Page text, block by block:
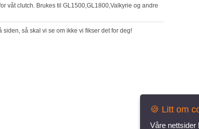
siden, så skal vi se om ikke vi fikser det for deg!
🍪 Litt om